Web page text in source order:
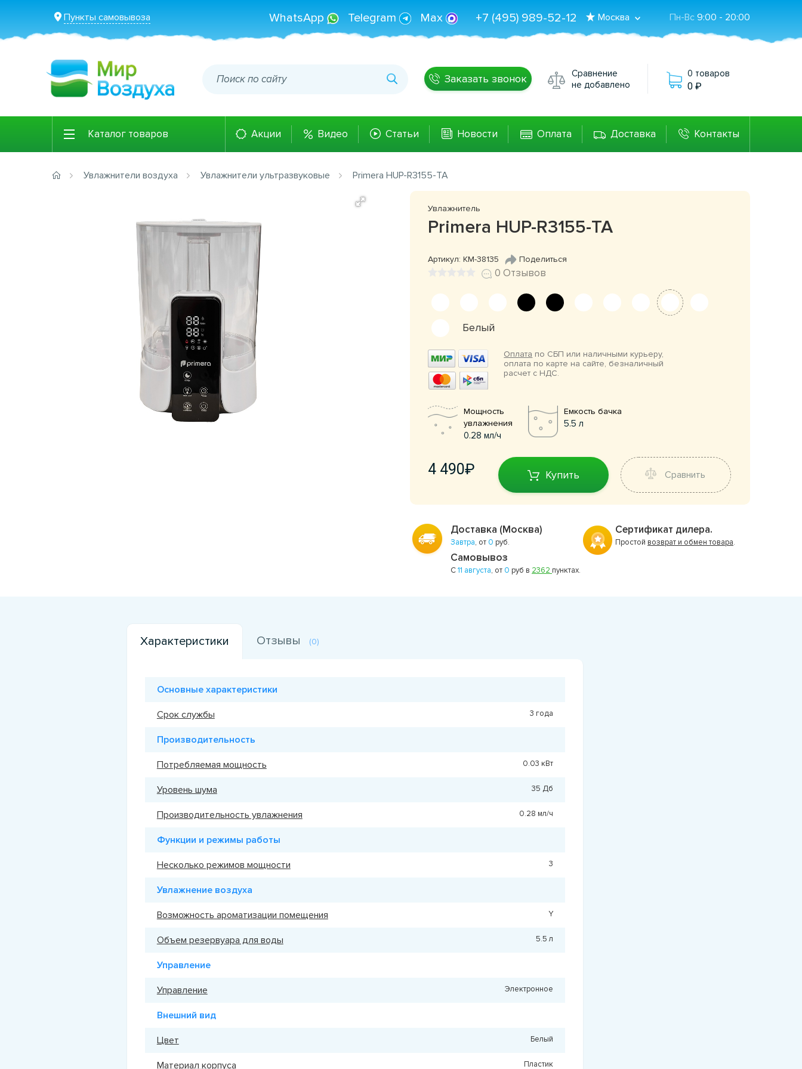
Пункты самовывоза Пн-Вс 9:00 - 20:00
Москва
+7 (495) 989-52-12
WhatsApp Telegram Max
Заказать звонок
Сравнение
не добавлено
0 товаров
0
Каталог товаров Акции Видео Статьи Новости Оплата Доставка Контакты
Увлажнители воздуха Увлажнители ультразвуковые Primera HUP-R3155-TA
Увлажнитель
Primera HUP-R3155-TA
Артикул: КМ-38135 Поделиться
0 Отзывов
Белый
Оплата по СБП или наличными курьеру,
оплата по карте на сайте, безналичный
расчет с НДС.
Мощность
увлажнения
0.28 мл/ч
Емкость бачка
5.5 л
4 490 Купить Сравнить
Доставка (Москва)
Завтра, от 0 руб.
Самовывоз
С11 августа, от 0 руб в 2362 пунктах.
Сертификат дилера.
Простой возврат и обмен товара.
Характеристики Отзывы (0)
Основные характеристики
Срок службы 3 года
Производительность
Потребляемая мощность 0.03 кВт
Уровень шума 35 Дб
Производительность увлажнения 0.28 мл/ч
Функции и режимы работы
Несколько режимов мощности 3
Увлажнение воздуха
Возможность ароматизации помещения Y
Объем резервуара для воды 5.5 л
Управление
Управление Электронное
Внешний вид
Цвет Белый
Материал корпуса Пластик